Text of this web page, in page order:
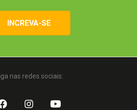
INCREVA-SE
nas redes sociais: